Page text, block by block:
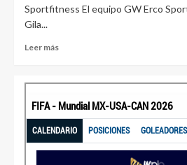
Sportfitness El equipo GW Erco
Gila...
Leer más